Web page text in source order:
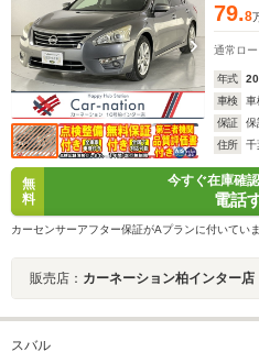
79.8
通常ロー
年式
車検
車
保証
保
住所
千
無
料
今すぐ在庫確
電話
カーセンサーアフター保証がAプランに付いてい
販売店： カーネーション柏インター店
スバル